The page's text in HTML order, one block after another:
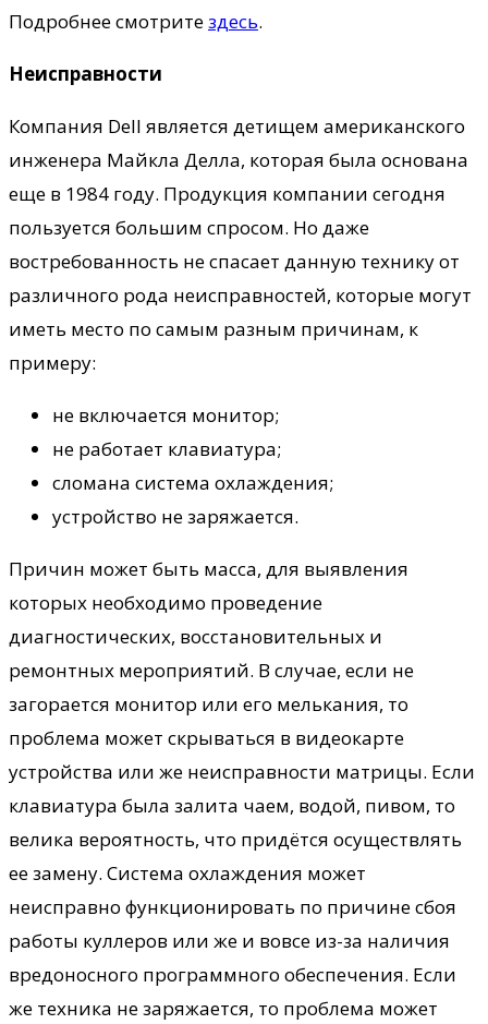
Подробнее смотритездесь.
Неисправности
Компания Dell является детищем американского
инженера Майкла Делла, которая была основана
еще в 1984 году. Продукция компании сегодня
пользуется большим спросом. Но даже
востребованность не спасает данную технику от
различного рода неисправностей, которые могут
иметь место по самым разным причинам, к
примеру:
не включается монитор;
не работает клавиатура;
сломана система охлаждения;
устройство не заряжается.
Причин может быть масса, для выявления
которых необходимо проведение
диагностических, восстановительных и
ремонтных мероприятий. В случае, если не
загорается монитор или его мелькания, то
проблема может скрываться в видеокарте
устройства или же неисправности матрицы. Если
клавиатура была залита чаем, водой, пивом, то
велика вероятность, что придётся осуществлять
ее замену. Система охлаждения может
неисправно функционировать по причине сбоя
работы куллеров или же и вовсе из-за наличия
вредоносного программного обеспечения. Если
же техника не заряжается, то проблема может